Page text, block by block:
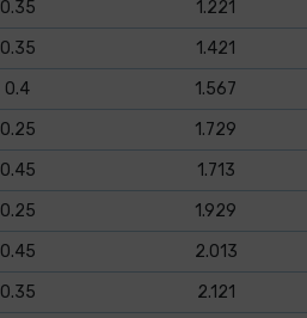
0.35 1.221
0.35 1.421
0.4 1.567
0.25
1.729
0.45 1.713
0.25
1.929
0.45 2.013
0.35
2.121